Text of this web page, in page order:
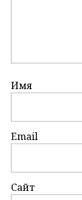
Имя
Email
Сайт